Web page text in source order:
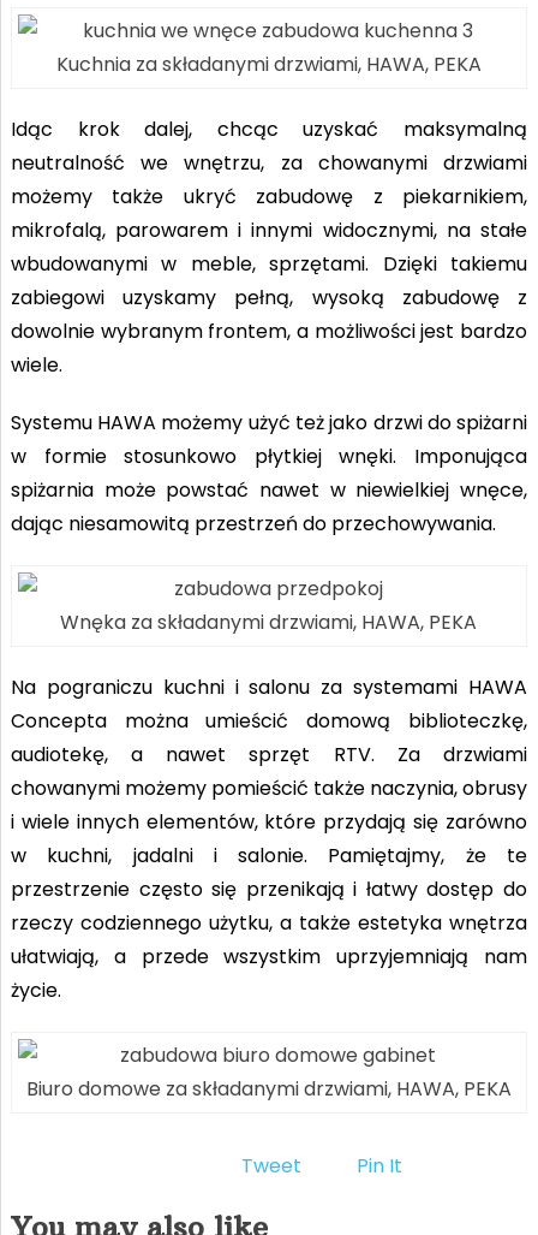
Kuchnia za składanymi drzwiami, HAWA, PEKA
Idąc krok dalej, chcąc uzyskać maksymalną
neutralność we wnętrzu, za chowanymi drzwiami
możemy także ukryć zabudowę z piekarnikiem,
mikrofalą, parowarem i innymi widocznymi, na stałe
wbudowanymi w meble, sprzętami. Dzięki takiemu
zabiegowi uzyskamy pełną, wysoką zabudowę z
dowolnie wybranym frontem, a możliwości jest bardzo
wiele.
Systemu HAWA możemy użyć też jako drzwi do spiżarni
w formie stosunkowo płytkiej wnęki. Imponująca
spiżarnia może powstać nawet w niewielkiej wnęce,
dając niesamowitą przestrzeń do przechowywania.
Wnęka za składanymi drzwiami, HAWA, PEKA
Na pograniczu kuchni i salonu za systemami HAWA
Concepta można umieścić domową biblioteczkę,
audiotekę, a nawet sprzęt RTV. Za drzwiami
chowanymi możemy pomieścić także naczynia, obrusy
i wiele innych elementów, które przydają się zarówno
w kuchni, jadalni i salonie. Pamiętajmy, że te
przestrzenie często się przenikają i łatwy dostęp do
rzeczy codziennego użytku, a także estetyka wnętrza
ułatwiają, a przede wszystkim uprzyjemniają nam
życie.
Biuro domowe za składanymi drzwiami, HAWA, PEKA
Tweet Pin It
You may also like